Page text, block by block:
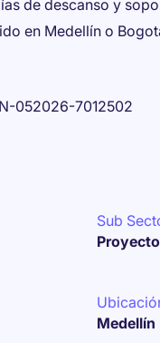
de descanso y
en Medellín o
052026-7012502
Sub
Medellín